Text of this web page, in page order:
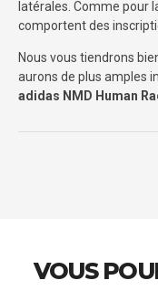
latérales. Comme pour
comportent des
Nous vous tiendrons
aurons de plus amples
adidas NMD Human
VOUS